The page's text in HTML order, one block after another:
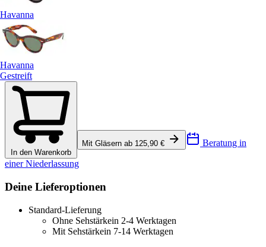
Havanna
Havanna
Gestreift
In den Warenkorb
Mit Gläsern ab 125,90 € Beratung in
einer Niederlassung
Deine Lieferoptionen
Standard-Lieferung
Ohne Sehstärkein 2-4 Werktagen
Mit Sehstärkein 7-14 Werktagen